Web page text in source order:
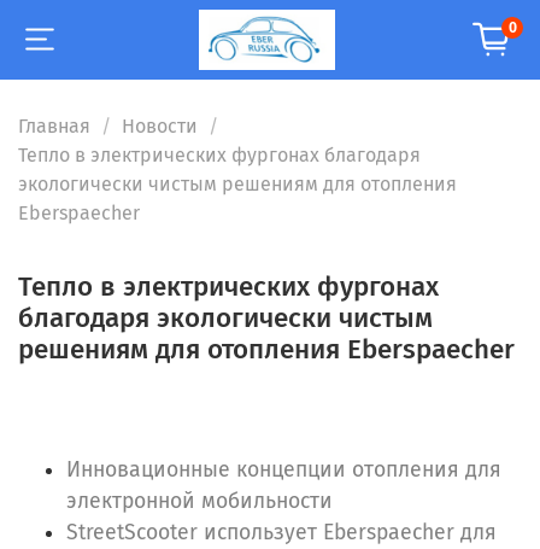
0
Главная
Новости
Тепло в электрических фургонах благодаря
экологически чистым решениям для отопления
Eberspaecher
Тепло в электрических фургонах
благодаря экологически чистым
решениям для отопления Eberspaecher
Инновационные концепции отопления для
электронной мобильности
StreetScooter использует Eberspaecher для